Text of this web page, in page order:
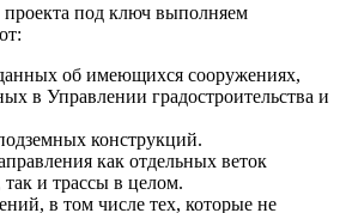
под ключ выполняем
об имеющихся сооружениях,
в Управлении градостроительства и
конструкций.
как отдельных веток
и трассы в целом.
в том числе тех, которые не